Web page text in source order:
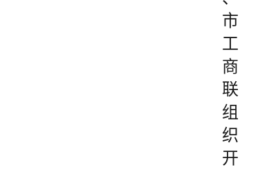
市
工
商
联
组
织
开